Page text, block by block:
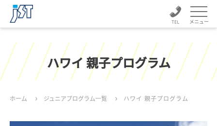
メニュー
ハワイ 親子プログラム
ホーム ジュニアプログラム一覧 ハワイ 親子プログラム